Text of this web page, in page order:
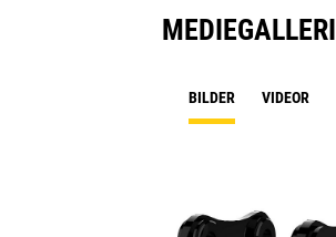
MEDIEGALLERI
BILDER VIDEOR